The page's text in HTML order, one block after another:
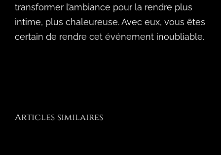
transformer l’ambiance pour la rendre plus
intime, plus chaleureuse. Avec eux, vous êtes
certain de rendre cet événement inoubliable.
Articles similaires